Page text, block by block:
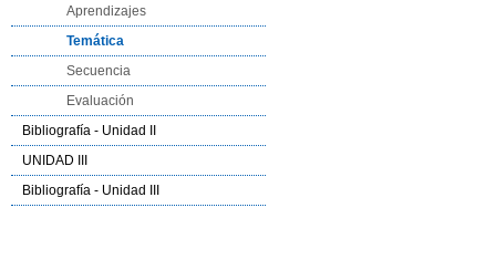
Aprendizajes
Temática
Secuencia
Evaluación
Bibliografía - Unidad II
UNIDAD III
Bibliografía - Unidad III